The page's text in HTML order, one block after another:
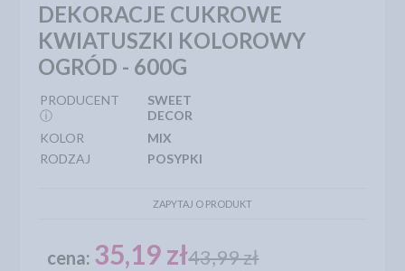
DEKORACJE CUKROWE
KWIATUSZKI KOLOROWY
OGRÓD - 600G
PRODUCENT
ⓘ
SWEET
DECOR
KOLOR
MIX
RODZAJ
POSYPKI
ZAPYTAJ O PRODUKT
cena: 35,19 zł43,99 zł